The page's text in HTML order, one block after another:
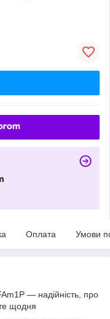
Оплата Умови
— надійність, про
щодня